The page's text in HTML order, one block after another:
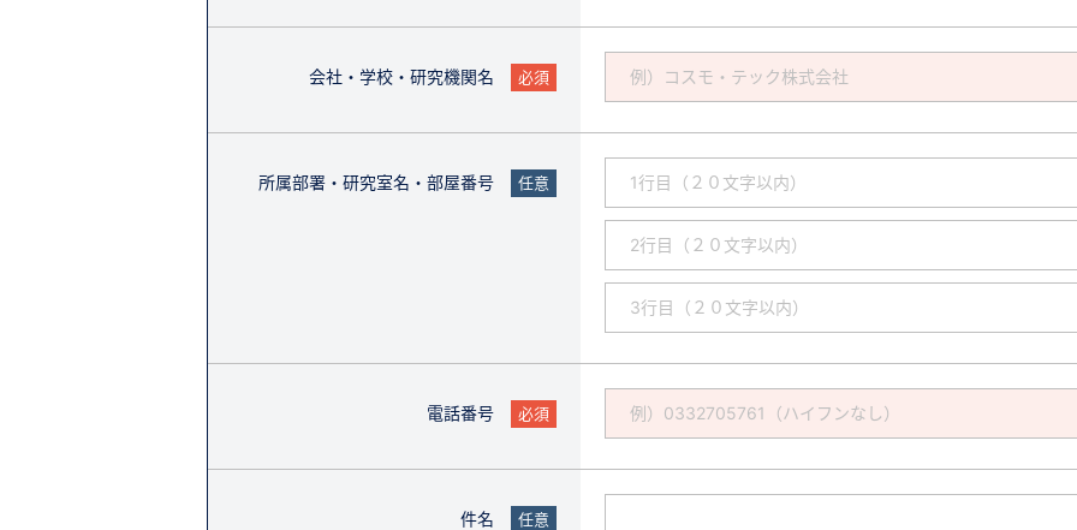
会社・学校・研究機関名 必須
所属部署・研究室名・部屋番号 任意
電話番号 必須
件名 任意